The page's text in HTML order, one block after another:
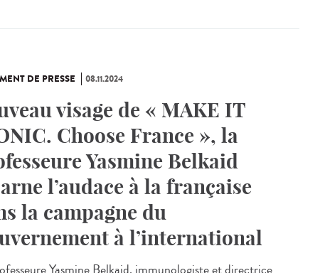
DE PRESSE 08.11.2024
visage de « MAKE IT
Choose France », la
Yasmine Belkaid
l’audace à la française
la campagne du
à l’international